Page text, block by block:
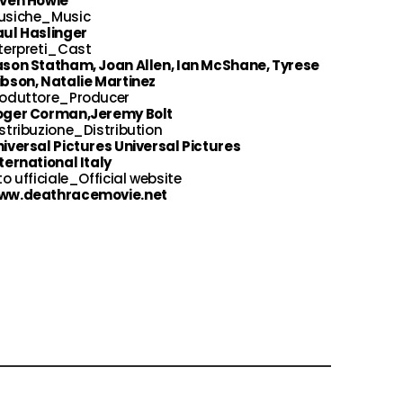
Haslinger
Statham, Joan Allen, Ian McShane, Tyrese
Natalie Martinez
Corman,Jeremy Bolt
Pictures Universal Pictures
Italy
ufficiale_Official website